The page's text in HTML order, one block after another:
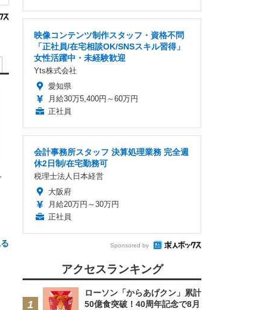
映像コンテンツ制作スタッフ・資格不問
「正社員/在宅相談OK/SNSスキル習得」
女性活躍中・未経験歓迎
Yts株式会社
愛知県
月給30万5,400円～60万円
正社員
会計事務所スタッフ 決算処理業務 完全週
休2日制/在宅勤務可
税理士法人日本経営
大阪府
月給20万円～30万円
正社員
Sponsored by
アクセスランキング
ローソン「からあげクン」累計
50億食突破！40周年記念で8月